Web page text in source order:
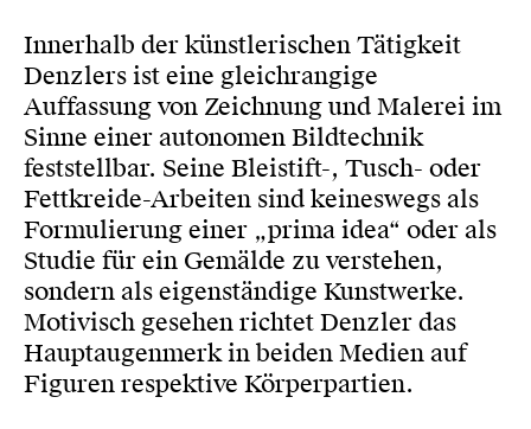
Innerhalb der künstlerischen Tätigkeit
Denzlers ist eine gleichrangige
Auffassung von Zeichnung und Malerei im
Sinne einer autonomen Bildtechnik
feststellbar. Seine Bleistift-, Tusch- oder
Fettkreide-Arbeiten sind keineswegs als
Formulierung einer „prima idea“ oder als
Studie für ein Gemälde zu verstehen,
sondern als eigenständige Kunstwerke.
Motivisch gesehen richtet Denzler das
Hauptaugenmerk in beiden Medien auf
Figuren respektive Körperpartien.